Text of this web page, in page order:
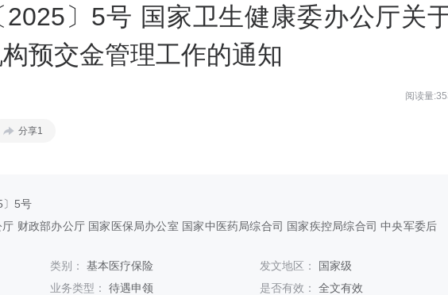
2025〕5号 国家卫生健康委办公厅关
预交金管理工作的通知
阅读量
分享1
〕5号
财政部办公厅 国家医保局办公室 国家中医药局综合司 国家疾控局综合司 中央军委后
类别：基本医疗保险 发文地区：
国家级
业务类型：待遇申领 是否有效： 全文有效